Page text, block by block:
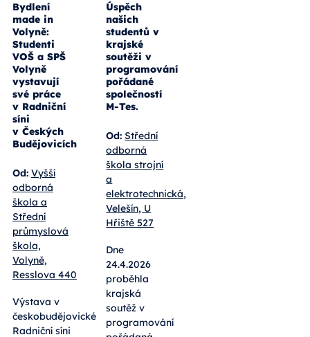
Bydlení
made in
Volyně:
Studenti
VOŠ a SPŠ
Volyně
vystavují
své práce
v Radniční
síni
v Českých
Budějovicích
Od: Vyšší
odborná
škola a
Střední
průmyslová
škola,
Volyně,
Resslova 440
Výstava v
českobudějovické
Radniční síni
Úspěch
našich
studentů v
krajské
soutěži v
programování
pořádané
společností
M-Tes.
Od: Střední
odborná
škola strojní
a
elektrotechnická,
Velešín, U
Hřiště 527
Dne
24.4.2026
proběhla
krajská
soutěž v
programování